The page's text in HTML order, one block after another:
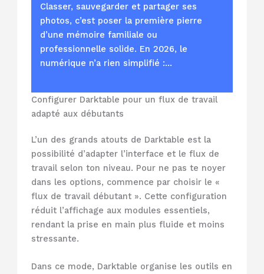
Classer, sauvegarder et partager ses
photos, c’est poser la première pierre
d’une mémoire familiale ou
professionnelle solide. En 2026, le
numérique n’a rien simplifié :…
Configurer Darktable pour un flux de travail
adapté aux débutants
L’un des grands atouts de Darktable est la
possibilité d’adapter l’interface et le flux de
travail selon ton niveau. Pour ne pas te noyer
dans les options, commence par choisir le «
flux de travail débutant ». Cette configuration
réduit l’affichage aux modules essentiels,
rendant la prise en main plus fluide et moins
stressante.
Dans ce mode, Darktable organise les outils en